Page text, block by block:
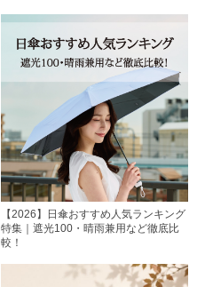
【2026】日傘おすすめ人気ランキング
特集｜遮光100・晴雨兼用など徹底比
較！